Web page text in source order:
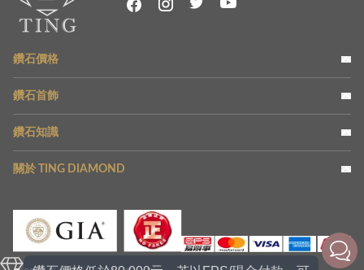
鑽石價格
鑽石首飾
鑽石知識
關於 TING DIAMOND